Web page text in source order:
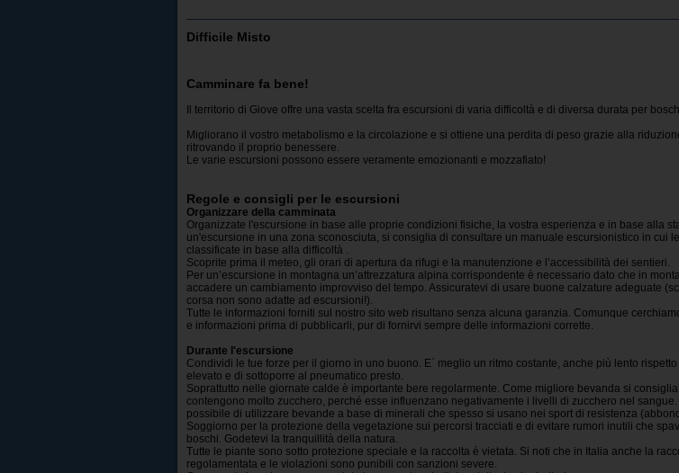
Difficile Misto
Camminare fa bene!
Il territorio di Giove offre una vasta scelta fra escursioni di varia difficoltà e di diversa durata per
Migliorano il vostro metabolismo e la circolazione e si ottiene una perdita di peso grazie alla
ritrovando il proprio benessere.
Le varie escursioni possono essere veramente emozionanti e mozzafiato!
Regole e consigli per le escursioni
Organizzare della camminata
Organizzate l'escursione in base alle proprie condizioni fisiche, la vostra esperienza e in base alla
un'escursione in una zona sconosciuta, si consiglia di consultare un manuale escursionistico in cui
classificate in base alla difficoltà .
Scoprite prima il meteo, gli orari di apertura da rifugi e la manutenzione e l’accessibilità dei sentieri.
Per un’escursione in montagna un’attrezzatura alpina corrispondente è necessario dato che in
accadere un cambiamento improvviso del tempo. Assicuratevi di usare buone calzature adeguate
corsa non sono adatte ad escursioni!).
Tutte le informazioni forniti sul nostro sito web risultano senza alcuna garanzia. Comunque
e informazioni prima di pubblicarli, pur di fornirvi sempre delle informazioni corrette.
Durante l'escursione
Condividi le tue forze per il giorno in uno buono. E` meglio un ritmo costante, anche più lento
elevato e di sottoporre al pneumatico presto.
Soprattutto nelle giornate calde è importante bere regolarmente. Come migliore bevanda si
contengono molto zucchero, perché esse influenzano negativamente i livelli di zucchero nel
possibile di utilizzare bevande a base di minerali che spesso si usano nei sport di resistenza
Soggiorno per la protezione della vegetazione sui percorsi tracciati e di evitare rumori inutili che
boschi. Godetevi la tranquillità della natura.
Tutte le piante sono sotto protezione speciale e la raccolta è vietata. Si noti che in Italia anche la
regolamentata e le violazioni sono punibili con sanzioni severe.